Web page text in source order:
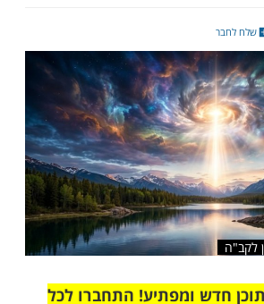
צפו בדברי הרב אלימלך